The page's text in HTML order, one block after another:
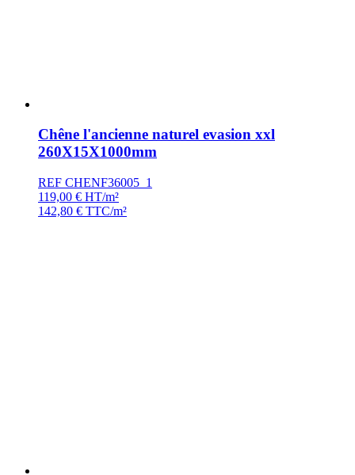
Chêne l'ancienne naturel evasion xxl
260X15X1000mm
REF CHENF36005_1
119,00 € HT/m²
142,80 € TTC/m²